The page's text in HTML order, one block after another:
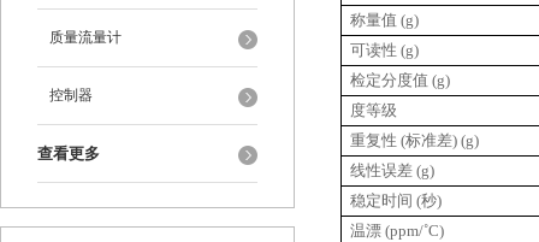
质量流量计
控制器
查看更多
称量值 (g)
可读性 (g)
检定分度值 (g)
度等级
重复性 (标准差) (g)
线性误差 (g)
稳定时间 (秒)
温漂 (ppm/˚C)